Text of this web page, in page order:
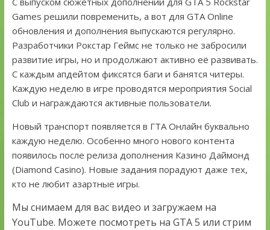
Games решили повременить, а вот для GTA Online
обновления и дополнения выпускаются регулярно.
Разработчики Рокстар Геймс не только не забросили
развитие игры, но и продолжают активно её развивать.
С каждым апдейтом фиксятся баги и банятся читеры.
Каждую неделю в игре проводятся мероприятия Social
Club и награждаются активные пользователи.
Новый транспорт появляется в ГТА Онлайн буквально
каждую неделю. Особенно много нового контента
появилось после релиза дополнения Казино Даймонд
(Diamond Casino). Новые задания порадуют даже тех,
кто не любит азартные игры.
Мы снимаем для вас видео и загружаем на
YouTube. Можете посмотреть на GTA 5 или стрим